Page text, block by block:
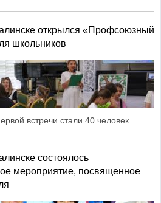
открылся «Профсоюзный
школьников
встречи стали 40 человек
состоялось
мероприятие, посвященное